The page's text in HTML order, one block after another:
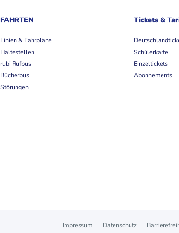
FAHRTEN
Linien & Fahrpläne
Haltestellen
rubi Rufbus
Bücherbus
Störungen
Tickets &
Schülerkarte
Einzeltickets
Abonnements
Impressum Datenschutz